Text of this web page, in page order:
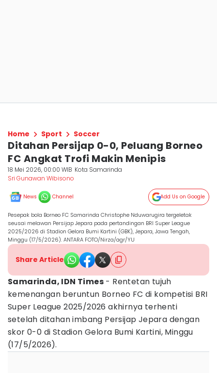
Home Sport Soccer
Ditahan Persijap 0-0, Peluang Borneo
FC Angkat Trofi Makin Menipis
18 Mei 2026, 00:00 WIB Kota Samarinda
Sri Gunawan Wibisono
News Channel Add Us on Google
Pesepak bola Borneo FC Samarinda Christophe Nduwarugira tergeletak
seusai melawan Persijap Jepara pada pertandingan BRI Super League
2025/2026 di Stadion Gelora Bumi Kartini (GBK), Jepara, Jawa Tengah,
Minggu (17/5/2026). ANTARA FOTO/Nirza/agr/YU
Share Article
Samarinda, IDN Times - Rentetan tujuh
kemenangan beruntun Borneo FC di kompetisi BRI
Super League 2025/2026 akhirnya terhenti
setelah ditahan imbang Persijap Jepara dengan
skor 0-0 di Stadion Gelora Bumi Kartini, Minggu
(17/5/2026).